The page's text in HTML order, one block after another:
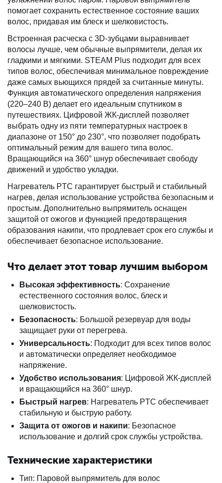
помогает сохранить естественное состояние ваших
волос, придавая им блеск и шелковистость.
Встроенная расческа с 3D-зубцами выравнивает
волосы лучше, чем обычные выпрямители, делая их
гладкими и мягкими. STEAM Plus подходит для всех
типов волос, обеспечивая минимальное повреждение
даже самых вьющихся прядей за считанные минуты.
Функция автоматического определения напряжения
(220–240 В) делает его идеальным спутником в
путешествиях. Цифровой ЖК-дисплей позволяет
выбрать одну из пяти температурных настроек в
диапазоне от 150° до 230°, что позволяет подобрать
оптимальный режим для вашего типа волос.
Вращающийся на 360° шнур обеспечивает свободу
движений и удобство укладки.
Нагреватель PTC гарантирует быстрый и стабильный
нагрев, делая использование устройства безопасным и
простым. Дополнительно выпрямитель оснащен
защитой от ожогов и функцией предотвращения
образования накипи, что продлевает срок его службы и
обеспечивает безопасное использование.
Что делает этот товар лучшим выбором
Высокая эффективность: Сохранение
естественного состояния волос, блеск и
шелковистость.
Безопасность: Большой резервуар для воды
защищает руки от перегрева.
Универсальность: Подходит для всех типов волос
и автоматически определяет необходимое
напряжение.
Удобство использования: Цифровой ЖК-дисплей
и вращающийся на 360° шнур.
Быстрый нагрев: Нагреватель PTC обеспечивает
стабильную и быструю работу.
Защита от ожогов и накипи: Безопасное
использование и долгий срок службы устройства.
Технические характеристики
Тип: Паровой выпрямитель для волос